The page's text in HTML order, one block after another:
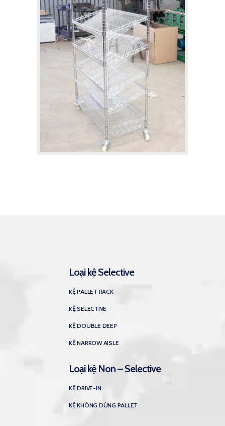
Loại kệ Selective
KỆ PALLET RACK
KỆ SELECTIVE
KỆ DOUBLE DEEP
KỆ NARROW AISLE
Loại kệ Non – Selective
KỆ DRIVE-IN
KỆ KHÔNG DÙNG PALLET